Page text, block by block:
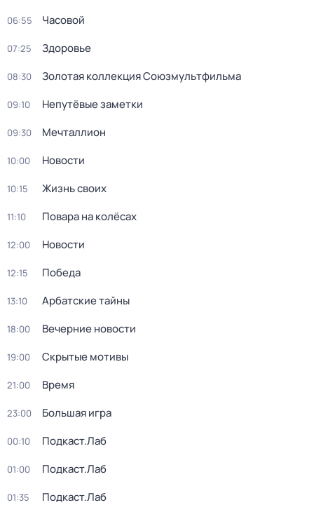
06:55 Часовой
07:25 Здоровье
08:30 Золотая коллекция Союзмультфильма
09:10 Непутёвые заметки
09:30 Мечталлион
10:00 Новости
10:15 Жизнь своих
11:10 Повара на колёсах
12:00 Новости
12:15 Победа
13:10 Арбатские тайны
18:00 Вечерние новости
19:00 Скрытые мотивы
21:00 Время
23:00 Большая игра
00:10 Подкаст.Лаб
01:00 Подкаст.Лаб
01:35 Подкаст.Лаб